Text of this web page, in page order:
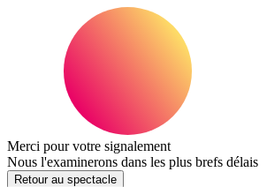
Merci pour votre signalement
Nous l'examinerons dans les plus brefs délais
Retour au spectacle